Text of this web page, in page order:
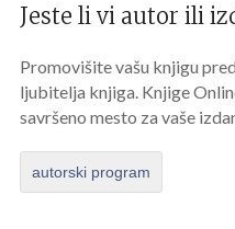
Jeste li vi autor ili
Promovišite vašu knjigu
ljubitelja knjiga. Knjige
savršeno mesto za vaše
autorski program